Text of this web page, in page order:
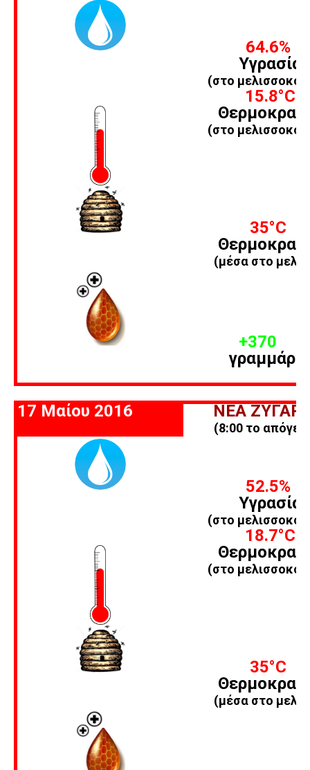
64.6%
Υγρασία
(στο
15.8°C
(στο
35°C
(μέσα στο
+370
γραμμάρια
17 Μαίου 2016 ΝΕΑ
(8:00 το
52.5%
Υγρασία
(στο
18.7°C
(στο
35°C
(μέσα στο